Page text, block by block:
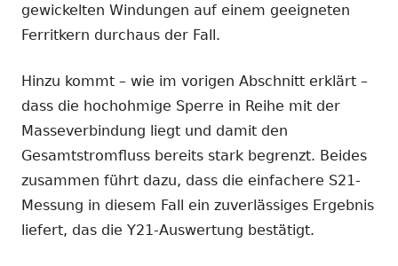
gewickelten Windungen auf einem geeigneten
Ferritkern durchaus der Fall.
Hinzu kommt – wie im vorigen Abschnitt erklärt –
dass die hochohmige Sperre in Reihe mit der
Masseverbindung liegt und damit den
Gesamtstromfluss bereits stark begrenzt. Beides
zusammen führt dazu, dass die einfachere S21-
Messung in diesem Fall ein zuverlässiges Ergebnis
liefert, das die Y21-Auswertung bestätigt.